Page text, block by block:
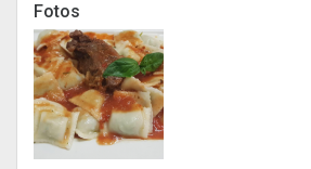
Fotos